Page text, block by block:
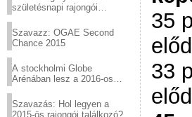
születésnapi rajongói
Szavazz: OGAE Second
Chance 2015
A stockholmi Globe
Arénában lesz a 2016-os
Szavazás: Hol legyen a
2015-ös rajongói találkozó?
35
33